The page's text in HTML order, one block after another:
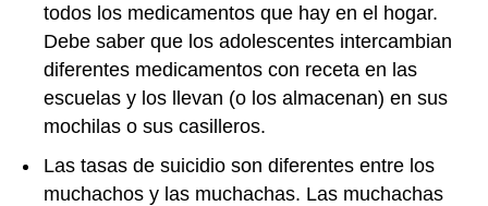
todos los medicamentos que hay en el hogar.
Debe saber que los adolescentes intercambian
diferentes medicamentos con receta en las
escuelas y los llevan (o los almacenan) en sus
mochilas o sus casilleros.
Las tasas de suicidio son diferentes entre los
muchachos y las muchachas. Las muchachas